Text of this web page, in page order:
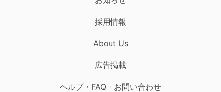
採用情報
About Us
広告掲載
ヘルプ・FAQ・お問い合わせ